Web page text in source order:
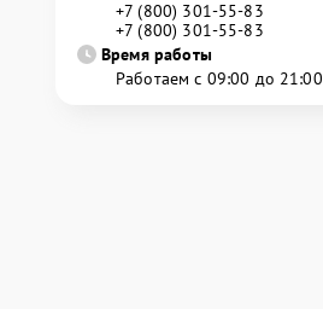
+7 (800) 301-55-83
+7 (800) 301-55-83
Время работы
Работаем с 09:00 до 21:00